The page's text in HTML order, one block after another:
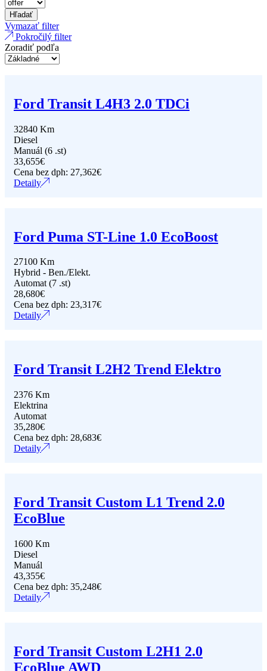
Hľadať
Vymazať filter
Pokročilý filter
Zoradiť podľa
Ford Transit L4H3 2.0 TDCi
32840 Km
Diesel
Manuál (6 .st)
33,655€
Cena bez dph: 27,362€
Detaily
Ford Puma ST-Line 1.0 EcoBoost
27100 Km
Hybrid - Ben./Elekt.
Automat (7 .st)
28,680€
Cena bez dph: 23,317€
Detaily
Ford Transit L2H2 Trend Elektro
2376 Km
Elektrina
Automat
35,280€
Cena bez dph: 28,683€
Detaily
Ford Transit Custom L1 Trend 2.0
EcoBlue
1600 Km
Diesel
Manuál
43,355€
Cena bez dph: 35,248€
Detaily
Ford Transit Custom L2H1 2.0
EcoBlue AWD